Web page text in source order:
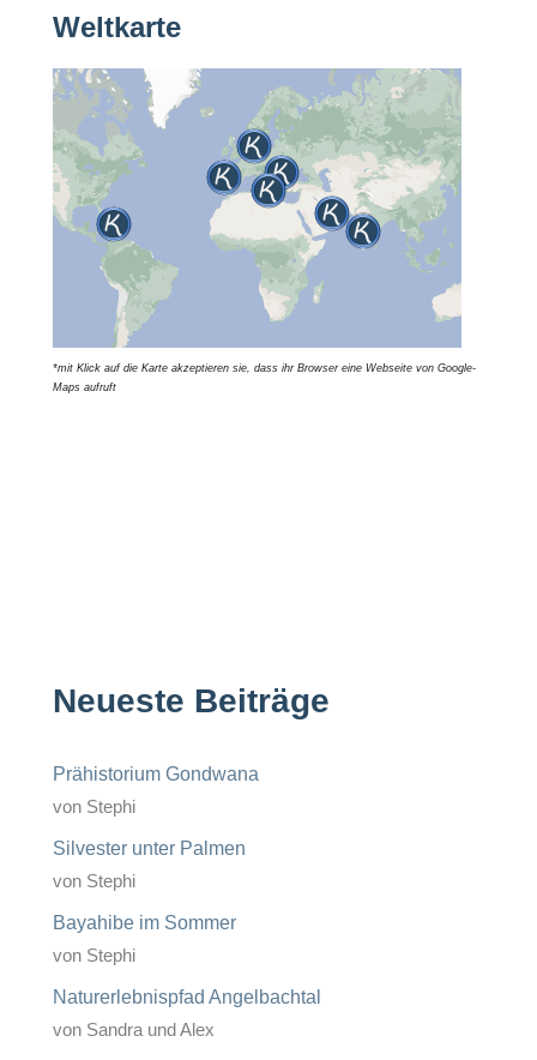
Weltkarte
*mit Klick auf die Karte akzeptieren sie, dass ihr Browser eine Webseite von Google-
Maps aufruft
Neueste Beiträge
Prähistorium Gondwana
von Stephi
Silvester unter Palmen
von Stephi
Bayahibe im Sommer
von Stephi
Naturerlebnispfad Angelbachtal
von Sandra und Alex